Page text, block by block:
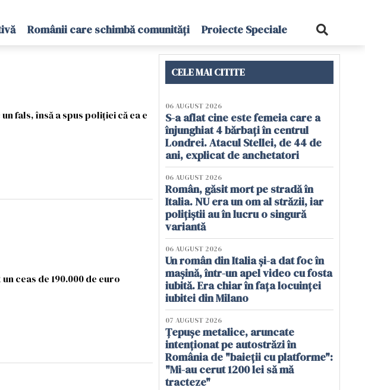
Românii care schimbă comunități Proiecte Speciale
fals, însă a spus poliției că ea e
ceas de 190.000 de euro
CELE MAI CITITE
06 AUGUST 2026
S-a aflat cine este femeia care a
înjunghiat 4 bărbați în centrul
Londrei. Atacul Stellei, de 44 de
ani, explicat de anchetatori
06 AUGUST 2026
Român, găsit mort pe stradă în
Italia. NU era un om al străzii, iar
polițiștii au în lucru o singură
variantă
06 AUGUST 2026
Un român din Italia și-a dat foc în
mașină, într-un apel video cu fosta
iubită. Era chiar în fața locuinței
iubitei din Milano
07 AUGUST 2026
Țepușe metalice, aruncate
intenționat pe autostrăzi în
România de "baieții cu platforme":
"Mi-au cerut 1200 lei să mă
tracteze"